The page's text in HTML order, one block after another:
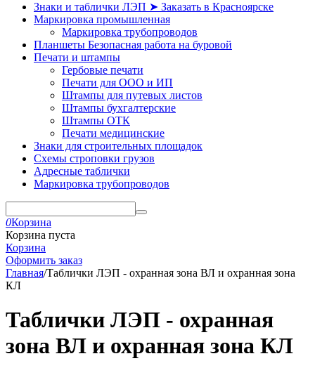
Знаки и таблички ЛЭП ➤ Заказать в Красноярске
Маркировка промышленная
Маркировка трубопроводов
Планшеты Безопасная работа на буровой
Печати и штампы
Гербовые печати
Печати для ООО и ИП
Штампы для путевых листов
Штампы бухгалтерские
Штампы ОТК
Печати медицинские
Знаки для строительных площадок
Схемы строповки грузов
Адресные таблички
Маркировка трубопроводов
0Корзина
Корзина пуста
Корзина
Оформить заказ
Главная/Таблички ЛЭП - охранная зона ВЛ и охранная зона
КЛ
Таблички ЛЭП - охранная
зона ВЛ и охранная зона КЛ